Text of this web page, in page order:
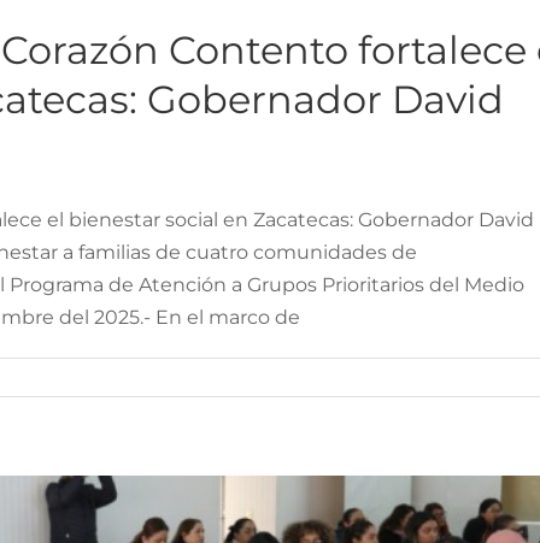
Contento fortalece
Gobernador David
el bienestar social en Zacatecas: Gobernador David
a familias de cuatro comunidades de
de Atención a Grupos Prioritarios del Medio
del 2025.- En el marco de
de Reconecta con la Paz
de incendios